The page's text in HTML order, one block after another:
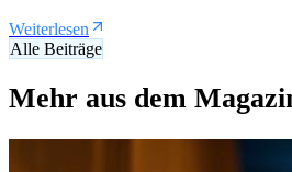
Weiterlesen
Alle Beiträge
Mehr aus dem